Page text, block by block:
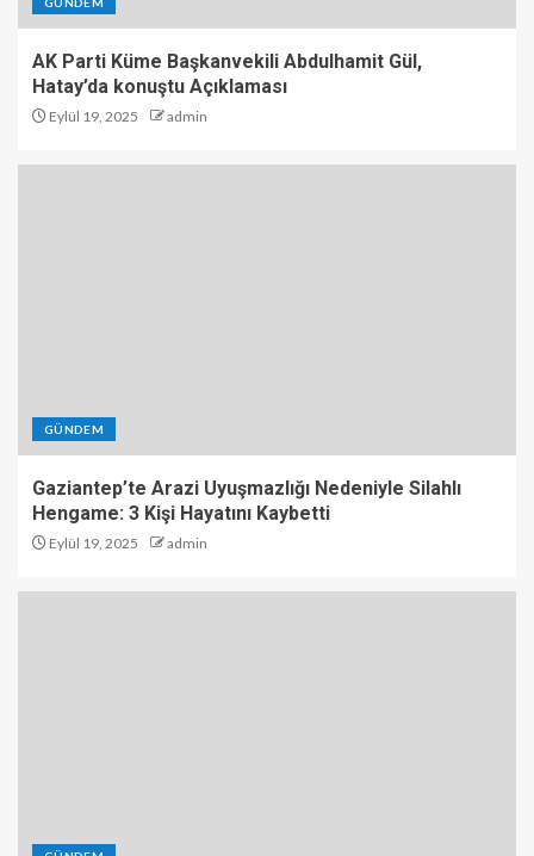
AK Parti Küme Başkanvekili Abdulhamit Gül,
Hatay’da konuştu Açıklaması
Eylül 19, 2025 admin
GÜNDEM
Gaziantep’te Arazi Uyuşmazlığı Nedeniyle Silahlı
Hengame: 3 Kişi Hayatını Kaybetti
Eylül 19, 2025 admin